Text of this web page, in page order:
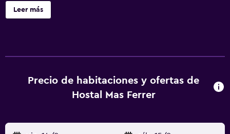
presentan una decoración sencilla y disponen de aire
acondicionado y baño privado con artículos de aseo
En Cornellà del hay una selección de tiendas y
supermercados. Terri está a 4 minutos en coche. El lago de
en coche de la ciudad medieval de Besalú y a 25 km del
Leer más
Precio de habitaciones y ofertas de
Hostal Mas Ferrer